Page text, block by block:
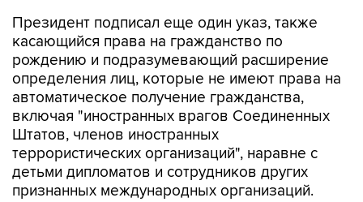
Президент подписал еще один указ, также
касающийся права на гражданство по
рождению и подразумевающий расширение
определения лиц, которые не имеют права на
автоматическое получение гражданства,
включая "иностранных врагов Соединенных
Штатов, членов иностранных
террористических организаций", наравне с
детьми дипломатов и сотрудников других
признанных международных организаций.